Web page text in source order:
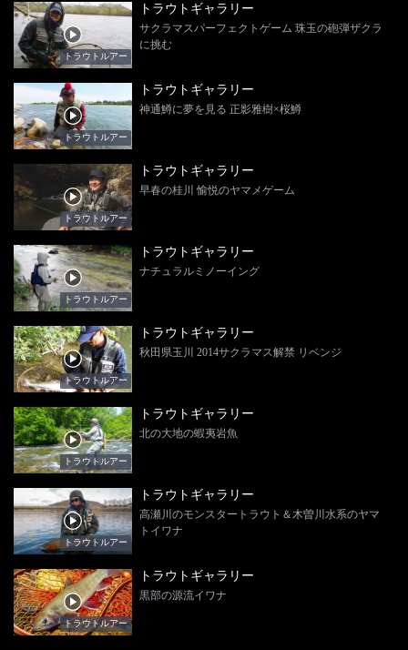
トラウトルアー
トラウトギャラリー
サクラマスパーフェクトゲーム 珠玉の砲弾ザクラ
に挑む
トラウトルアー
トラウトギャラリー
神通鱒に夢を見る 正影雅樹×桜鱒
トラウトルアー
トラウトギャラリー
早春の桂川 愉悦のヤマメゲーム
トラウトルアー
トラウトギャラリー
ナチュラルミノーイング
トラウトルアー
トラウトギャラリー
秋田県玉川 2014サクラマス解禁 リベンジ
トラウトルアー
トラウトギャラリー
北の大地の蝦夷岩魚
トラウトルアー
トラウトギャラリー
高瀬川のモンスタートラウト＆木曽川水系のヤマ
トイワナ
トラウトルアー
トラウトギャラリー
黒部の源流イワナ